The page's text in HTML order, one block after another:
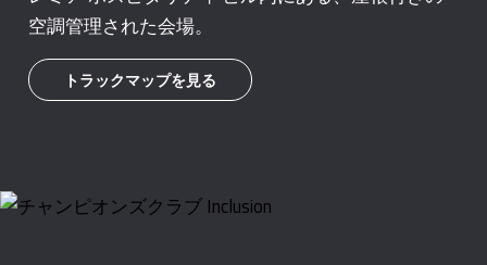
空調管理された会場。
トラックマップを見る